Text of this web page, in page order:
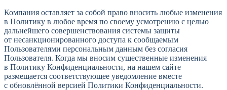
Компания оставляет за собой право вносить любые изменения
в Политику в любое время по своему усмотрению с целью
дальнейшего совершенствования системы защиты
от несанкционированного доступа к сообщаемым
Пользователями персональным данным без согласия
Пользователя. Когда мы вносим существенные изменения
в Политику Конфиденциальности, на нашем сайте
размещается соответствующее уведомление вместе
с обновлённой версией Политики Конфиденциальности.